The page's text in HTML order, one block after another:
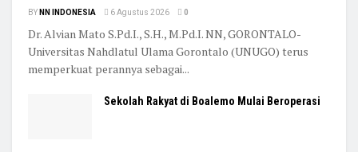
BY NN INDONESIA 6 Agustus 2026 0
Dr. Alvian Mato S.Pd.I., S.H., M.Pd.I. NN, GORONTALO-
Universitas Nahdlatul Ulama Gorontalo (UNUGO) terus
memperkuat perannya sebagai...
Sekolah Rakyat di Boalemo Mulai Beroperasi